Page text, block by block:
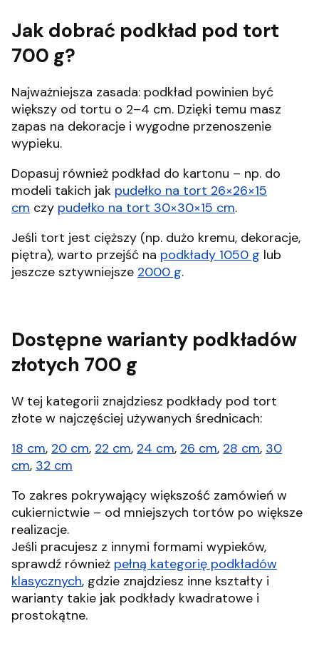
Jak dobrać podkład pod tort
700 g?
Najważniejsza zasada: podkład powinien być
większy od tortu o 2–4 cm. Dzięki temu masz
zapas na dekoracje i wygodne przenoszenie
wypieku.
Dopasuj również podkład do kartonu – np. do
modeli takich jak pudełko na tort 26×26×15
cm czy pudełko na tort 30×30×15 cm.
Jeśli tort jest cięższy (np. dużo kremu, dekoracje,
piętra), warto przejść na podkłady 1050 g lub
jeszcze sztywniejsze 2000 g.
Dostępne warianty podkładów
złotych 700 g
W tej kategorii znajdziesz podkłady pod tort
złote w najczęściej używanych średnicach:
18 cm, 20 cm, 22 cm, 24 cm, 26 cm, 28 cm, 30
cm, 32 cm
To zakres pokrywający większość zamówień w
cukiernictwie – od mniejszych tortów po większe
realizacje.
Jeśli pracujesz z innymi formami wypieków,
sprawdź również pełną kategorię podkładów
klasycznych, gdzie znajdziesz inne kształty i
warianty takie jak podkłady kwadratowe i
prostokątne.